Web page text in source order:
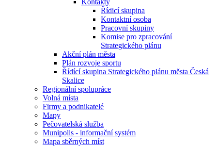
Kontakty
Řídicí skupina
Kontaktní osoba
Pracovní skupiny
Komise pro zpracování
Strategického plánu
Akční plán města
Plán rozvoje sportu
Řídící skupina Strategického plánu města Česká
Skalice
Regionální spolupráce
Volná místa
Firmy a podnikatelé
Mapy
Pečovatelská služba
Munipolis - informační systém
Mapa sběrných míst